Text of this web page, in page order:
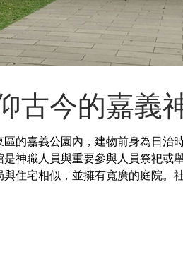
古今的嘉義
的嘉義公園內，建物前身為日治
神職人員與重要參與人員祭祀或
住宅相似，並擁有寬廣的庭院。